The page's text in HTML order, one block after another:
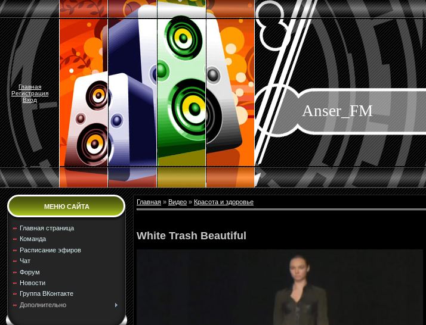
Главная
Регистрация
Вход
Anser_FM
МЕНЮ САЙТА
Главная страница
Команда
Расписание эфиров
Чат
Форум
Новости
Группа ВКонтакте
Дополнительно
Главная » Видео » Красота и здоровье
White Trash Beautiful